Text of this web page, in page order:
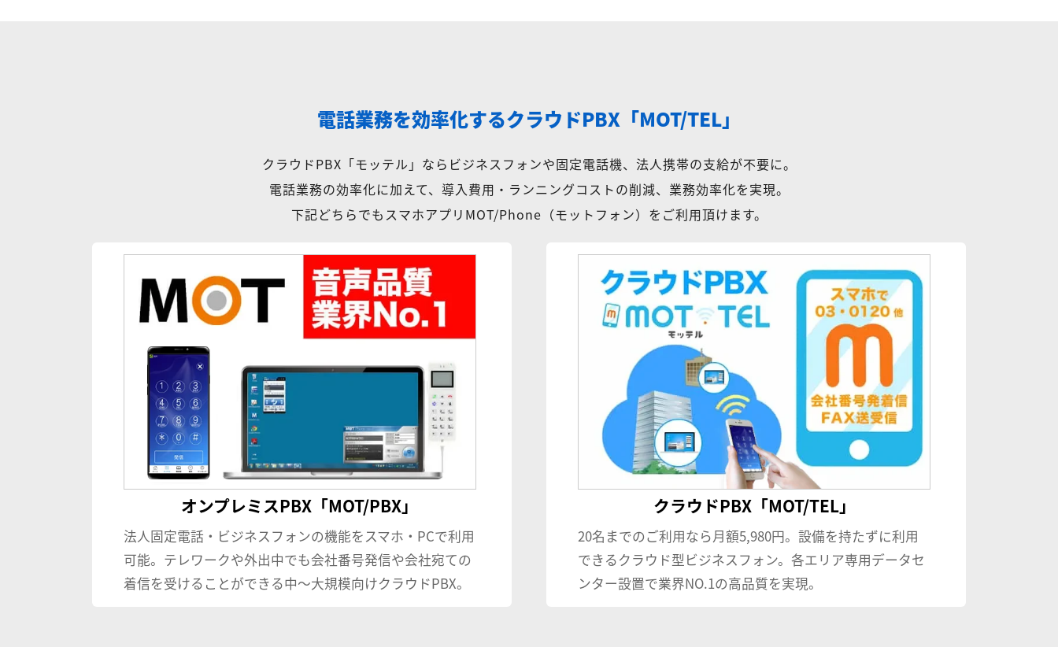
電話業務を効率化するクラウドPBX「MOT/TEL」
クラウドPBX「モッテル」ならビジネスフォンや固定電話機、法人携帯の支給が不要に。
電話業務の効率化に加えて、導入費用・ランニングコストの削減、業務効率化を実現。
下記どちらでもスマホアプリMOT/Phone（モットフォン）をご利用頂けます。
オンプレミスPBX「MOT/PBX」
法人固定電話・ビジネスフォンの機能をスマホ・PCで利用
可能。テレワークや外出中でも会社番号発信や会社宛ての
着信を受けることができる中〜大規模向けクラウドPBX。
クラウドPBX「MOT/TEL」
20名までのご利用なら月額5,980円。設備を持たずに利用
できるクラウド型ビジネスフォン。各エリア専用データセ
ンター設置で業界NO.1の高品質を実現。